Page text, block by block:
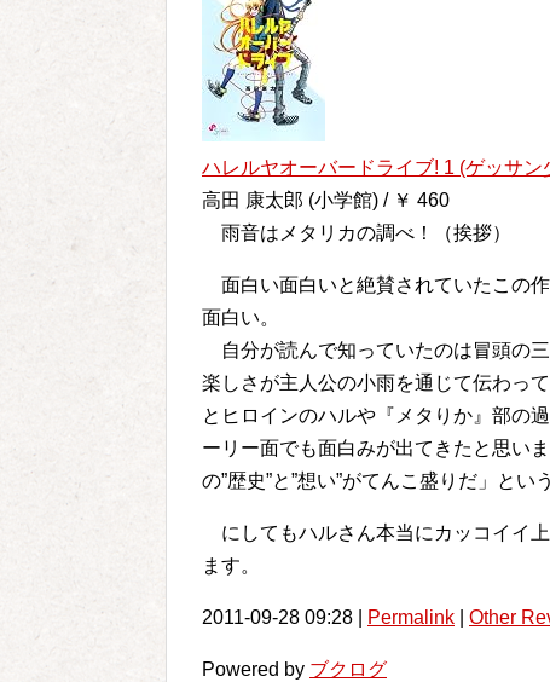
ハレルヤオーバードライブ! 1 (ゲッサ
高田 康太郎 (小学館) / ￥ 460
雨音はメタリカの調べ！（挨拶）
面白い面白いと絶賛されていたこの
面白い。
自分が読んで知っていたのは冒頭の
楽しさが主人公の小雨を通じて伝わっ
とヒロインのハルや『メタりか』部の
ーリー面でも面白みが出てきたと思い
の”歴史”と”想い”がてんこ盛りだ」とい
にしてもハルさん本当にカッコイイ
ます。
2011-09-28 09:28 | Permalink Other
Powered by ブクログ